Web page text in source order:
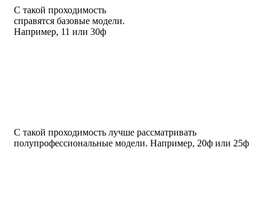
С такой проходимость
справятся базовые модели.
Например, 11 или 30ф
С такой проходимость лучше рассматривать
полупрофессиональные модели. Например, 20ф или 25ф